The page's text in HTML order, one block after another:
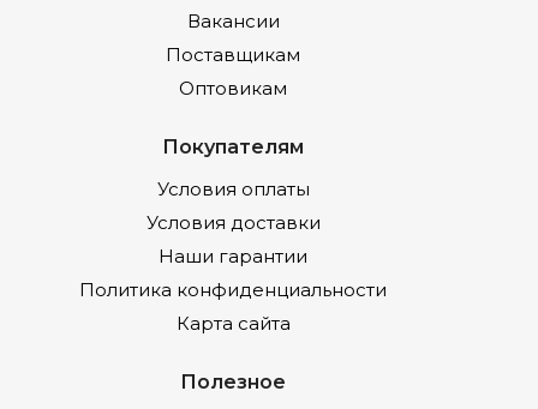
Вакансии
Поставщикам
Оптовикам
Покупателям
Условия оплаты
Условия доставки
Наши гарантии
Политика конфиденциальности
Карта сайта
Полезное